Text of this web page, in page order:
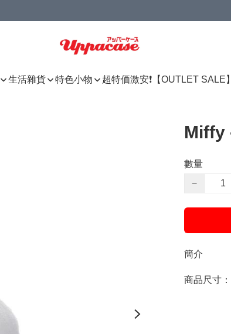
生活雜貨 特色小物 超特価激安❗【OUTLET SALE】
Miffy
數量
−
簡介
商品尺寸